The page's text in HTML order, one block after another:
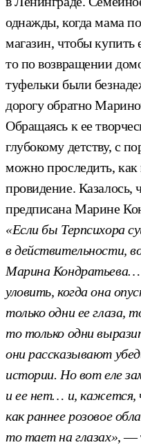
однажды, когда мама
магазин, чтобы купить
то по возвращении
туфельки были
дорогу обратно
Обращаясь к ее
глубокому детству, с
можно проследить,
провидение. Казалось,
предписана Марине
«Если бы Терпсихора
в действительности,
Марина
уловить, когда она
только одни ее глаза,
то только одни
они рассказывают
истории. Но вот еле
и ее нет… и, кажется,
как раннее розовое
то тает на глазах», —